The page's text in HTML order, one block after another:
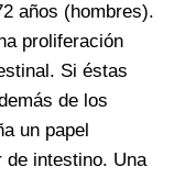
años (hombres).
proliferación
Si éstas
de los
un papel
de intestino. Una